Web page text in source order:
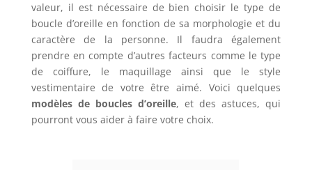
valeur, il est nécessaire de bien choisir le type de
boucle d’oreille en fonction de sa morphologie et du
caractère de la personne. Il faudra également
prendre en compte d’autres facteurs comme le type
de coiffure, le maquillage ainsi que le style
vestimentaire de votre être aimé. Voici quelques
modèles de boucles d’oreille, et des astuces, qui
pourront vous aider à faire votre choix.